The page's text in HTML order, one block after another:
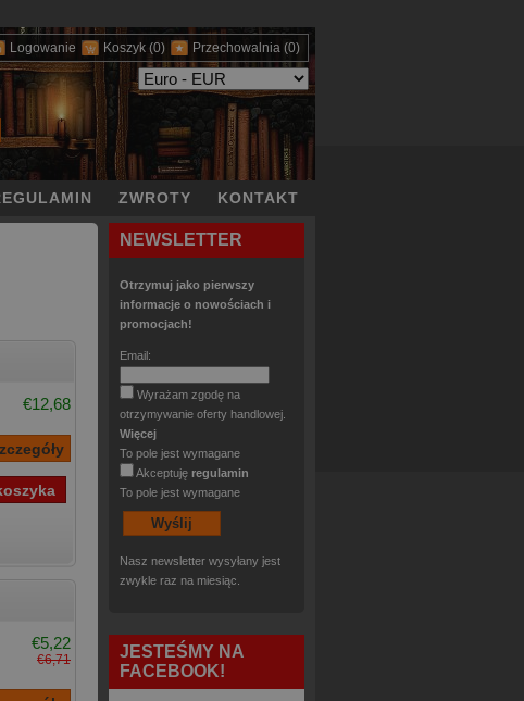
Logowanie Koszyk (0) Przechowalnia (0)
ZWROTY KONTAKT
€12,68
€5,22
€6,71
NEWSLETTER
Otrzymuj jako pierwszy
informacje o nowościach i
promocjach!
Email:
Wyrażam zgodę na
otrzymywanie oferty handlowej.
Więcej
To pole jest wymagane
Akceptuję regulamin
To pole jest wymagane
Nasz newsletter wysyłany jest
zwykle raz na miesiąc.
JESTEŚMY NA
FACEBOOK!